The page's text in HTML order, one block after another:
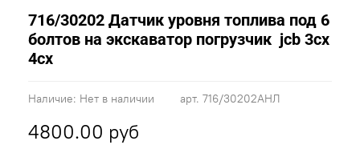
арт. 716/30202АНЛ
Наличие: Нет в наличии
4800.00 руб
716/30202 Датчик уровня топлива под 6
болтов на экскаватор погрузчик jcb 3cx
4cx